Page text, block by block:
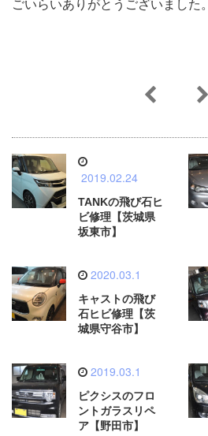
ごいらいありがとうございました。
2019.02.24
TANKの飛び石ヒ
ビ修理【茨城県
坂東市】
2020.03.1
キャストの飛び
石ヒビ修理【茨
城県守谷市】
2019.03.1
ピクシスのフロ
ントガラスリペ
ア【野田市】